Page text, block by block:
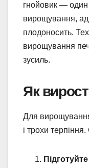
гнойовик — один
вирощування,
плодоносить.
вирощування
зусиль.
Як
Для
і трохи